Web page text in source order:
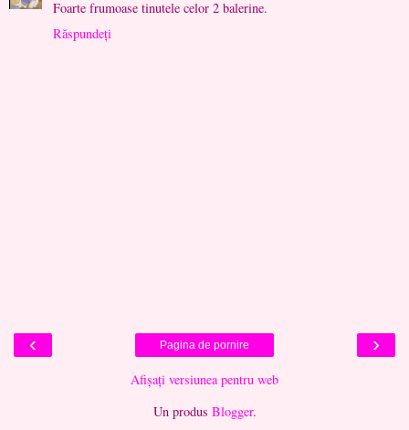
Foarte frumoase tinutele celor 2 balerine.
Răspundeți
‹ ›
Pagina de pornire
Afișați versiunea pentru web
Un produs Blogger.